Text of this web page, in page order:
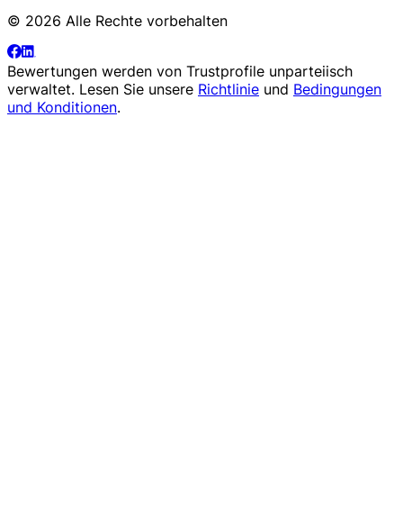
© 2026 Alle Rechte vorbehalten
Bewertungen werden von Trustprofile unparteiisch
verwaltet. Lesen Sie unsere Richtlinie und Bedingungen
und Konditionen.